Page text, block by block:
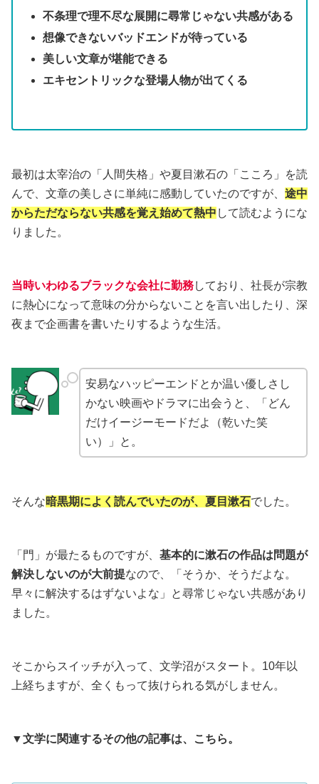
不条理で理不尽な展開に尋常じゃない共感がある
想像できないバッドエンドが待っている
美しい文章が堪能できる
エキセントリックな登場人物が出てくる
最初は太宰治の「人間失格」や夏目漱石の「こころ」を読
んで、文章の美しさに単純に感動していたのですが、 途中
からただならない共感を覚え始めて熱中 して読むようにな
りました。
当時いわゆるブラックな会社に勤務しており、社長が宗教
に熱心になって意味の分からないことを言い出したり、深
夜まで企画書を書いたりするような生活。
安易なハッピーエンドとか温い優しさし
かない映画やドラマに出会うと、「どん
だけイージーモードだよ（乾いた笑
い）」と。
そんな暗黒期によく読んでいたのが、夏目漱石でした。
「門」が最たるものですが、 基本的に漱石の作品は問題が
解決しないのが大前提なので、「そうか、そうだよな。
早々に解決するはずないよな」と尋常じゃない共感があり
ました。
そこからスイッチが入って、文学沼がスタート。10年以
上経ちますが、全くもって抜けられる気がしません。
▼文学に関連するその他の記事は、こちら。